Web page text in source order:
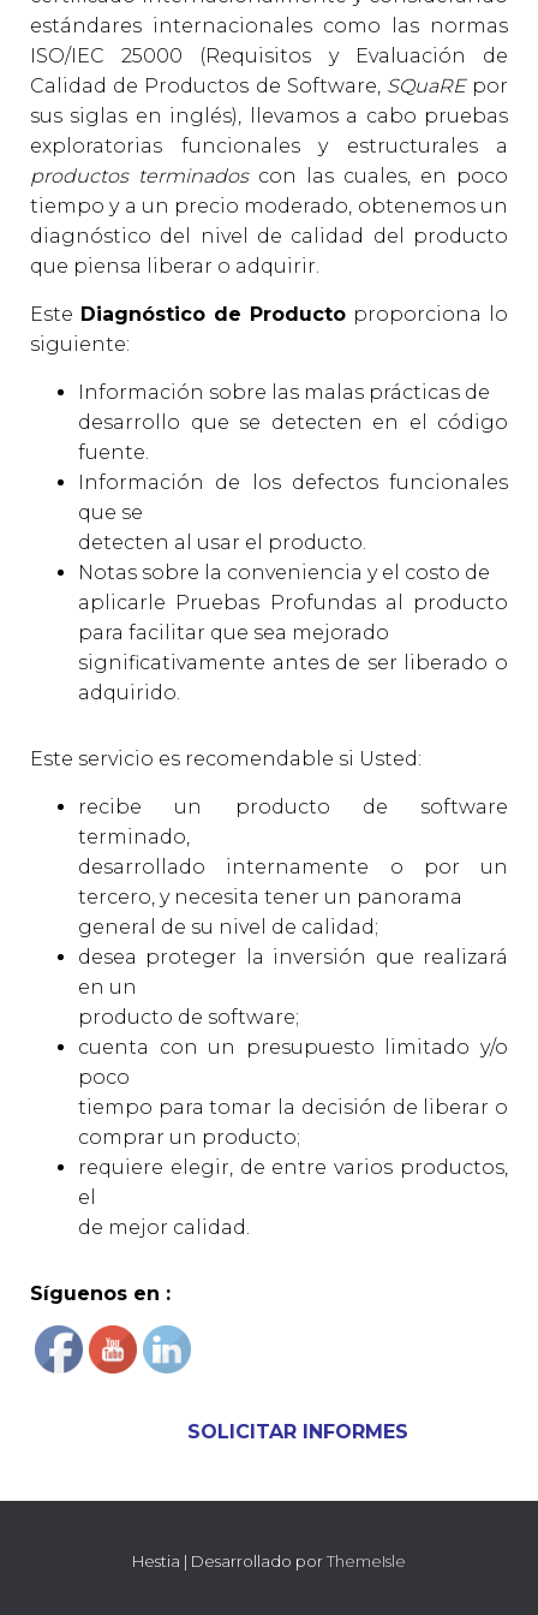
G
A
C
I
Ó
N
estándares internacionales como las normas
ISO/IEC 25000 (Requisitos y Evaluación de
Calidad de Productos de Software, SQuaREpor
sus siglas en inglés), llevamos a cabo pruebas
exploratorias funcionales y estructurales a
productos terminadoscon las cuales, en poco
tiempo y a un precio moderado, obtenemos un
diagnóstico del nivel de calidad del producto
que piensa liberar o adquirir.
Este Diagnóstico de Producto proporciona lo
siguiente:
Información sobre las malas prácticas de
desarrollo que se detecten en el código
fuente.
Información de los defectos funcionales
que se
detecten al usar el producto.
Notas sobre la conveniencia y el costo de
aplicarle Pruebas Profundas al producto
para facilitar que sea mejorado
significativamente antes de ser liberado o
adquirido.
Este servicio es recomendable si Usted:
recibe un producto de software
terminado,
desarrollado internamente o por un
tercero, y necesita tener un panorama
general de su nivel de calidad;
desea proteger la inversión que realizará
en un
producto de software;
cuenta con un presupuesto limitado y/o
poco
tiempo para tomar la decisión de liberar o
comprar un producto;
requiere elegir, de entre varios productos,
el
de mejor calidad.
Síguenos en :
SOLICITAR INFORMES
Hestia | Desarrollado porThemeIsle